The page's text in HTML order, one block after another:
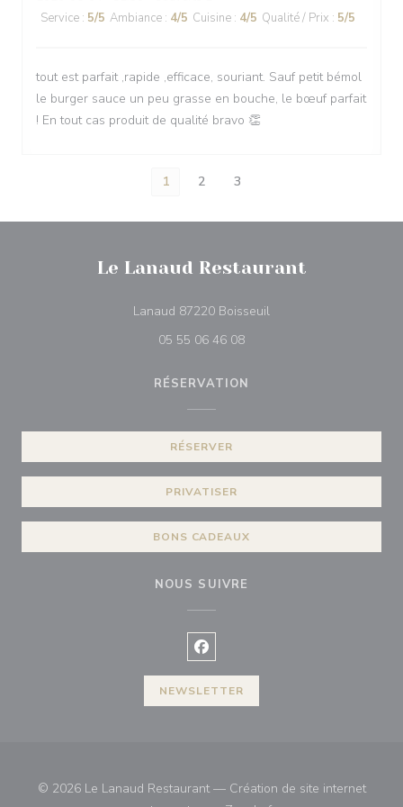
Service : 5/5 Ambiance : 4/5 Cuisine : 4/5 Qualité / Prix : 5/5
tout est parfait ,rapide ,efficace, souriant. Sauf petit bémol
le burger sauce un peu grasse en bouche, le bœuf parfait
! En tout cas produit de qualité bravo 👏
1 2 3
Le Lanaud Restaurant
Lanaud 87220 Boisseuil((ouvre une nouvelle
05 55 06 46 08
RÉSERVATION
RÉSERVER
PRIVATISER
BONS CADEAUX
NOUS SUIVRE
Facebook ((ouvre une nouvelle
NEWSLETTER
© 2026 Le Lanaud Restaurant — Création de site internet